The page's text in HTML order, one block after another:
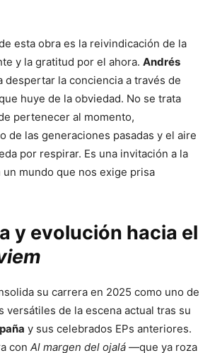
esta obra es la reivindicación de la
y la gratitud por el ahora. Andrés
despertar la conciencia a través de
huye de la obviedad. No se trata
pertenecer al momento,
de las generaciones pasadas y el aire
por respirar. Es una invitación a la
un mundo que nos exige prisa
y evolución hacia el
su carrera en 2025 como uno de
versátiles de la escena actual tras su
y sus celebrados EPs anteriores.
con Al margen del ojalá —que ya roza